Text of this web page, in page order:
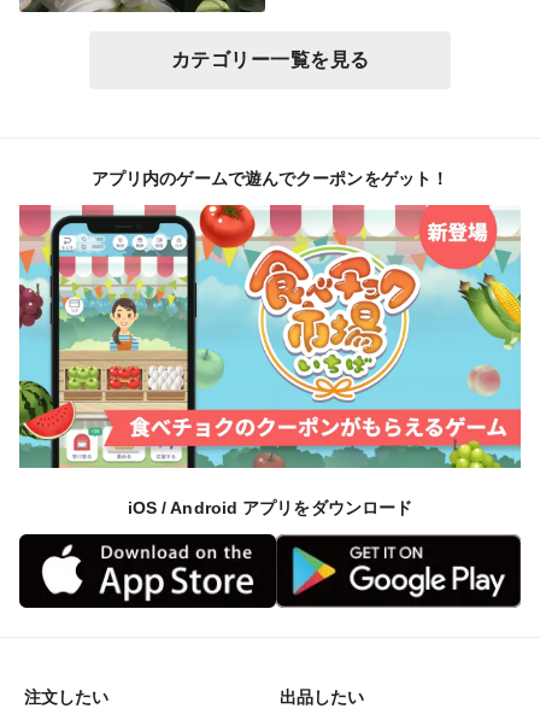
カテゴリー一覧を見る
アプリ内のゲームで遊んでクーポンをゲット！
iOS / Android アプリをダウンロード
注文したい 出品したい